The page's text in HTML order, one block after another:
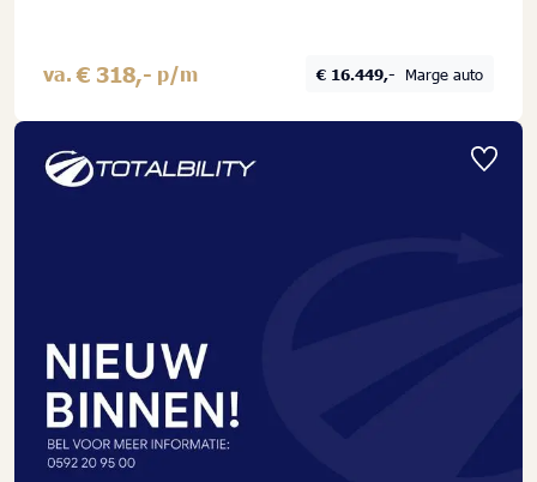
va. € 318,- p/m € 16.449,- Marge auto